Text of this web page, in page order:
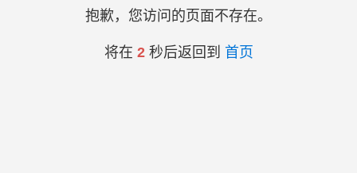
抱歉，您访问的页面不存在。
将在 2秒后返回到 首页